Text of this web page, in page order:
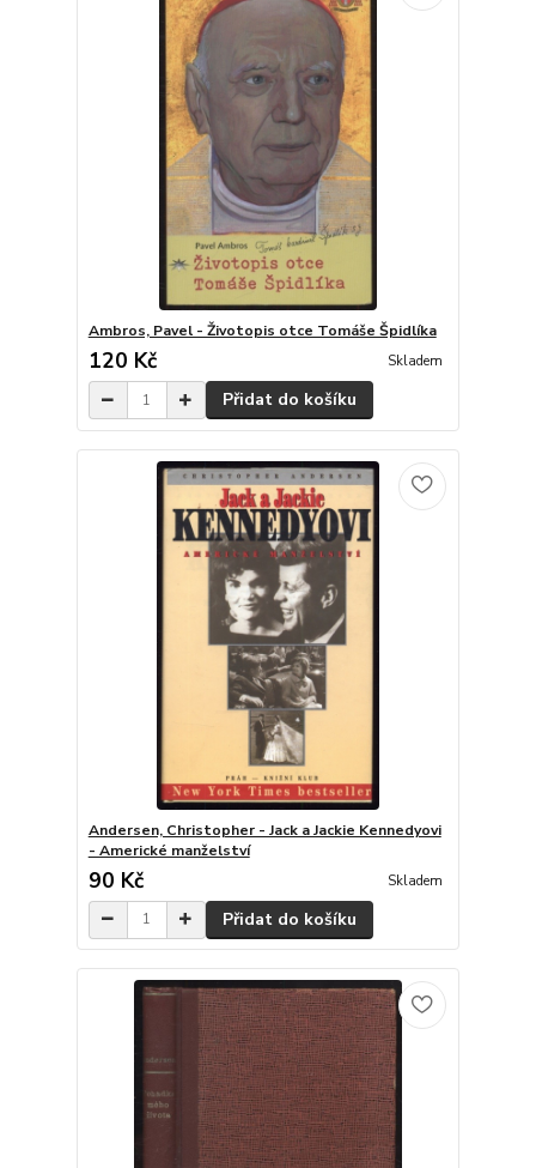
Ambros, Pavel - Životopis otce Tomáše Špidlíka
120 Kč Skladem
Přidat do košíku
Andersen, Christopher - Jack a Jackie Kennedyovi
- Americké manželství
90 Kč Skladem
Přidat do košíku